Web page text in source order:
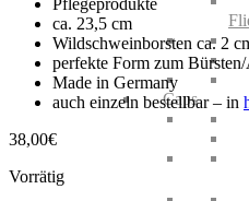
Caps
ca. 23,5 cm
Wildschweinborsten ca. 2
perfekte Form zum
Made in Germany
auch einzeln bestellbar – in
38,00€
Vorrätig